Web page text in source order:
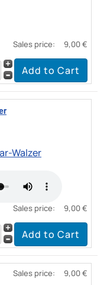
Sales price: 9,00 €
Walzer
Sales price: 9,00 €
Sales price: 9,00 €